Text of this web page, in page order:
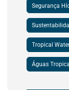
Segurança
Tropical
Águas